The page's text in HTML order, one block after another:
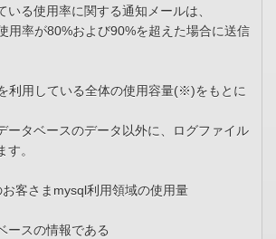
いる使用率に関する通知メールは、
用率が80%および90%を超えた場合に送信
利用している全体の使用容量(※)をもとに
ータベースのデータ以外に、ログファイル
。
客さまmysql利用領域の使用量
ースの情報である